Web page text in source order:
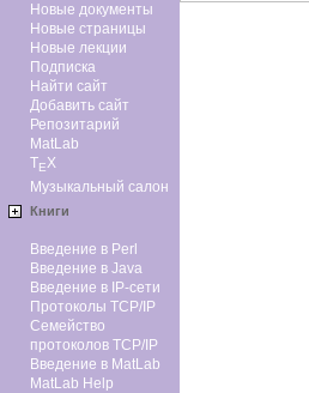
Новые документы
Новые страницы
Новые лекции
Подписка
Найти сайт
Добавить сайт
Репозитарий
MatLab
TEX
Музыкальный салон
Книги
Введение в Perl
Введение в Java
Введение в IP-сети
Протоколы TCP/IP
Семейство
протоколов TCP/IP
Введение в MatLab
MatLab Help